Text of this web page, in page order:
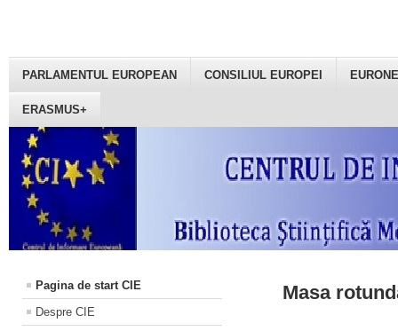
PARLAMENTUL EUROPEAN CONSILIUL EUROPEI
ERASMUS+
Pagina de start CIE
Despre CIE
Masa